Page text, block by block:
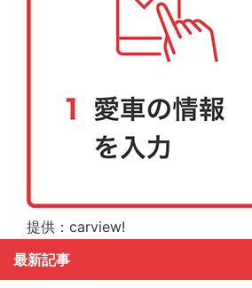
提供：carview!
最新記事